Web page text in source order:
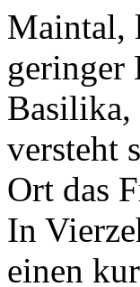
Maintal,
geringer
Basilika,
versteht
Ort das
In
einen